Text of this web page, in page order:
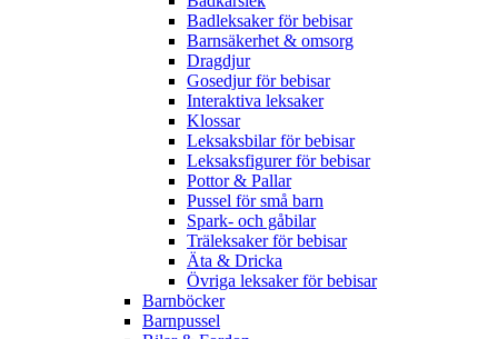
Badleksaker för bebisar
Barnsäkerhet & omsorg
Dragdjur
Gosedjur för bebisar
Interaktiva leksaker
Klossar
Leksaksbilar för bebisar
Leksaksfigurer för bebisar
Pottor & Pallar
Pussel för små barn
Spark- och gåbilar
Träleksaker för bebisar
Äta & Dricka
Övriga leksaker för bebisar
Barnböcker
Barnpussel